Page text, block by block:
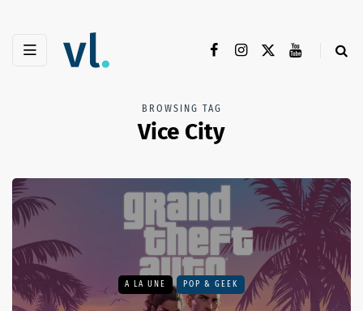
BROWSING TAG
Vice City
A LA UNE POP & GEEK